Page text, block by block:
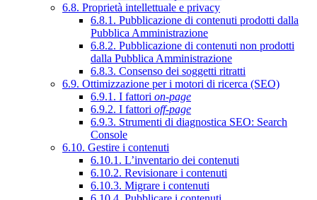
6.8. Proprietà intellettuale e privacy
6.8.1. Pubblicazione di contenuti prodotti dalla
Pubblica Amministrazione
6.8.2. Pubblicazione di contenuti non prodotti
dalla Pubblica Amministrazione
6.8.3. Consenso dei soggetti ritratti
6.9. Ottimizzazione per i motori di ricerca (SEO)
6.9.1. I fattori on-page
6.9.2. I fattori off-page
6.9.3. Strumenti di diagnostica SEO: Search
Console
6.10. Gestire i contenuti
6.10.1. L’inventario dei contenuti
6.10.2. Revisionare i contenuti
6.10.3. Migrare i contenuti